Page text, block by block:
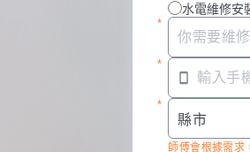
水電維修安
師傅會根據需求